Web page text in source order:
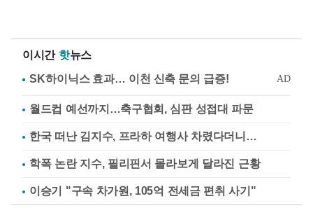
이시간 핫뉴스
월드컵 예선까지…축구협회, 심판 성접대 파문
한국 떠난 김지수, 프라하 여행사 차렸다더니…
학폭 논란 지수, 필리핀서 몰라보게 달라진 근황
이승기 "구속 차가원, 105억 전세금 편취 사기"